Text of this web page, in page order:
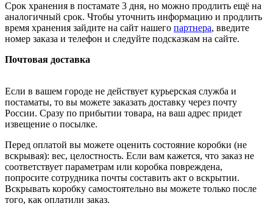
Срок хранения в постамате 3 дня, но можно продлить ещё на
аналогичный срок. Чтобы уточнить информацию и продлить
время хранения зайдите на сайт нашего партнера, введите
номер заказа и телефон и следуйте подсказкам на сайте.
Почтовая доставка
Если в вашем городе не действует курьерская служба и
постаматы, то вы можете заказать доставку через почту
России. Сразу по прибытии товара, на ваш адрес придет
извещение о посылке.
Перед оплатой вы можете оценить состояние коробки (не
вскрывая): вес, целостность. Если вам кажется, что заказ не
соответствует параметрам или коробка повреждена,
попросите сотрудника почты составить акт о вскрытии.
Вскрывать коробку самостоятельно вы можете только после
того, как оплатили заказ.